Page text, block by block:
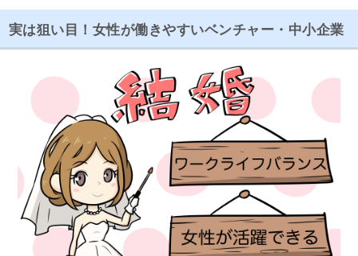
実は狙い目！女性が働きやすいベンチャー・中小企業